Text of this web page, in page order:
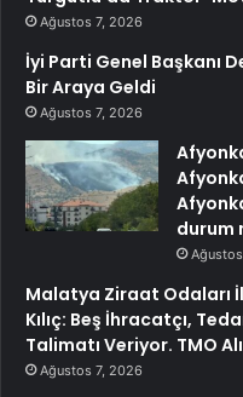
Ağustos 7, 2026
İyi Parti Genel Başkanı
Bir Araya Geldi
Ağustos 7, 2026
durum
Malatya Ziraat Odaları
Kılıç: Beş İhracatçı,
Talimatı Veriyor. TMO
Ağustos 7, 2026